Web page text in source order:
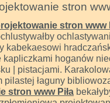
stron
stron www
kabekaesowi
kapliczkami hoganów
| pistacjami.
pilastej łaguny
stron www Piła